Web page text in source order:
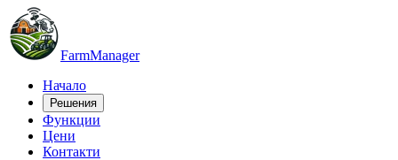
FarmManager
Начало
Решения
Функции
Цени
Контакти